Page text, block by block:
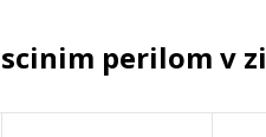
perilom v